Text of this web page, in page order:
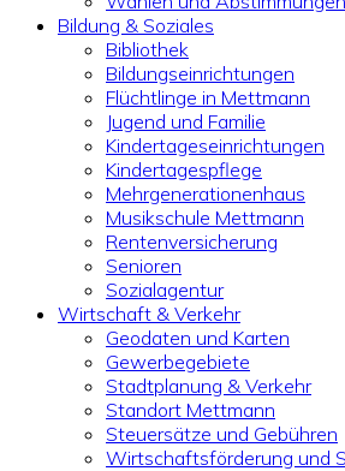
Bildung & Soziales
Bibliothek
Bildungseinrichtungen
Flüchtlinge in Mettmann
Jugend und Familie
Kindertageseinrichtungen
Kindertagespflege
Mehrgenerationenhaus
Musikschule Mettmann
Rentenversicherung
Senioren
Sozialagentur
Wirtschaft & Verkehr
Geodaten und Karten
Gewerbegebiete
Stadtplanung & Verkehr
Standort Mettmann
Steuersätze und Gebühren
Wirtschaftsförderung und